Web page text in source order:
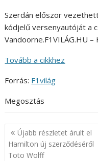
Szerdán először
kódjelű versenyautóját a
Vandoorne.F1VILÁG.HU –
Tovább a cikkhez
Forrás: F1világ
Megosztás
Bejegyzés
navigáció
Újabb részletet árult el
Hamilton új szerződéséről
Toto Wolff